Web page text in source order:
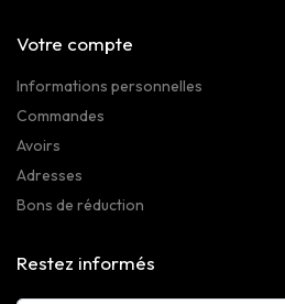
Votre compte
Informations personnelles
Commandes
Avoirs
Adresses
Bons de réduction
Restez informés